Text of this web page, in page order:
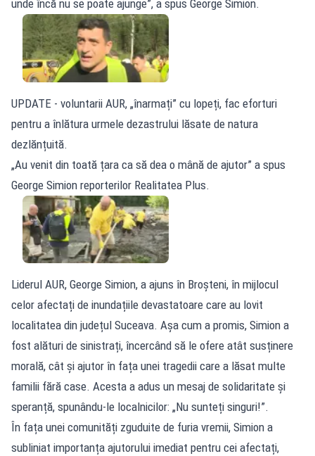
unde încă nu se poate ajunge”, a spus George Simion.
UPDATE - voluntarii AUR, „înarmați” cu lopeți, fac eforturi
pentru a înlătura urmele dezastrului lăsate de natura
dezlănțuită.
„Au venit din toată țara ca să dea o mână de ajutor” a spus
George Simion reporterilor Realitatea Plus.
Liderul AUR, George Simion, a ajuns în Broșteni, în mijlocul
celor afectați de inundațiile devastatoare care au lovit
localitatea din județul Suceava. Așa cum a promis, Simion a
fost alături de sinistrați, încercând să le ofere atât susținere
morală, cât și ajutor în fața unei tragedii care a lăsat multe
familii fără case. Acesta a adus un mesaj de solidaritate și
speranță, spunându-le localnicilor: „Nu sunteți singuri!”.
În fața unei comunități zguduite de furia vremii, Simion a
subliniat importanța ajutorului imediat pentru cei afectați,